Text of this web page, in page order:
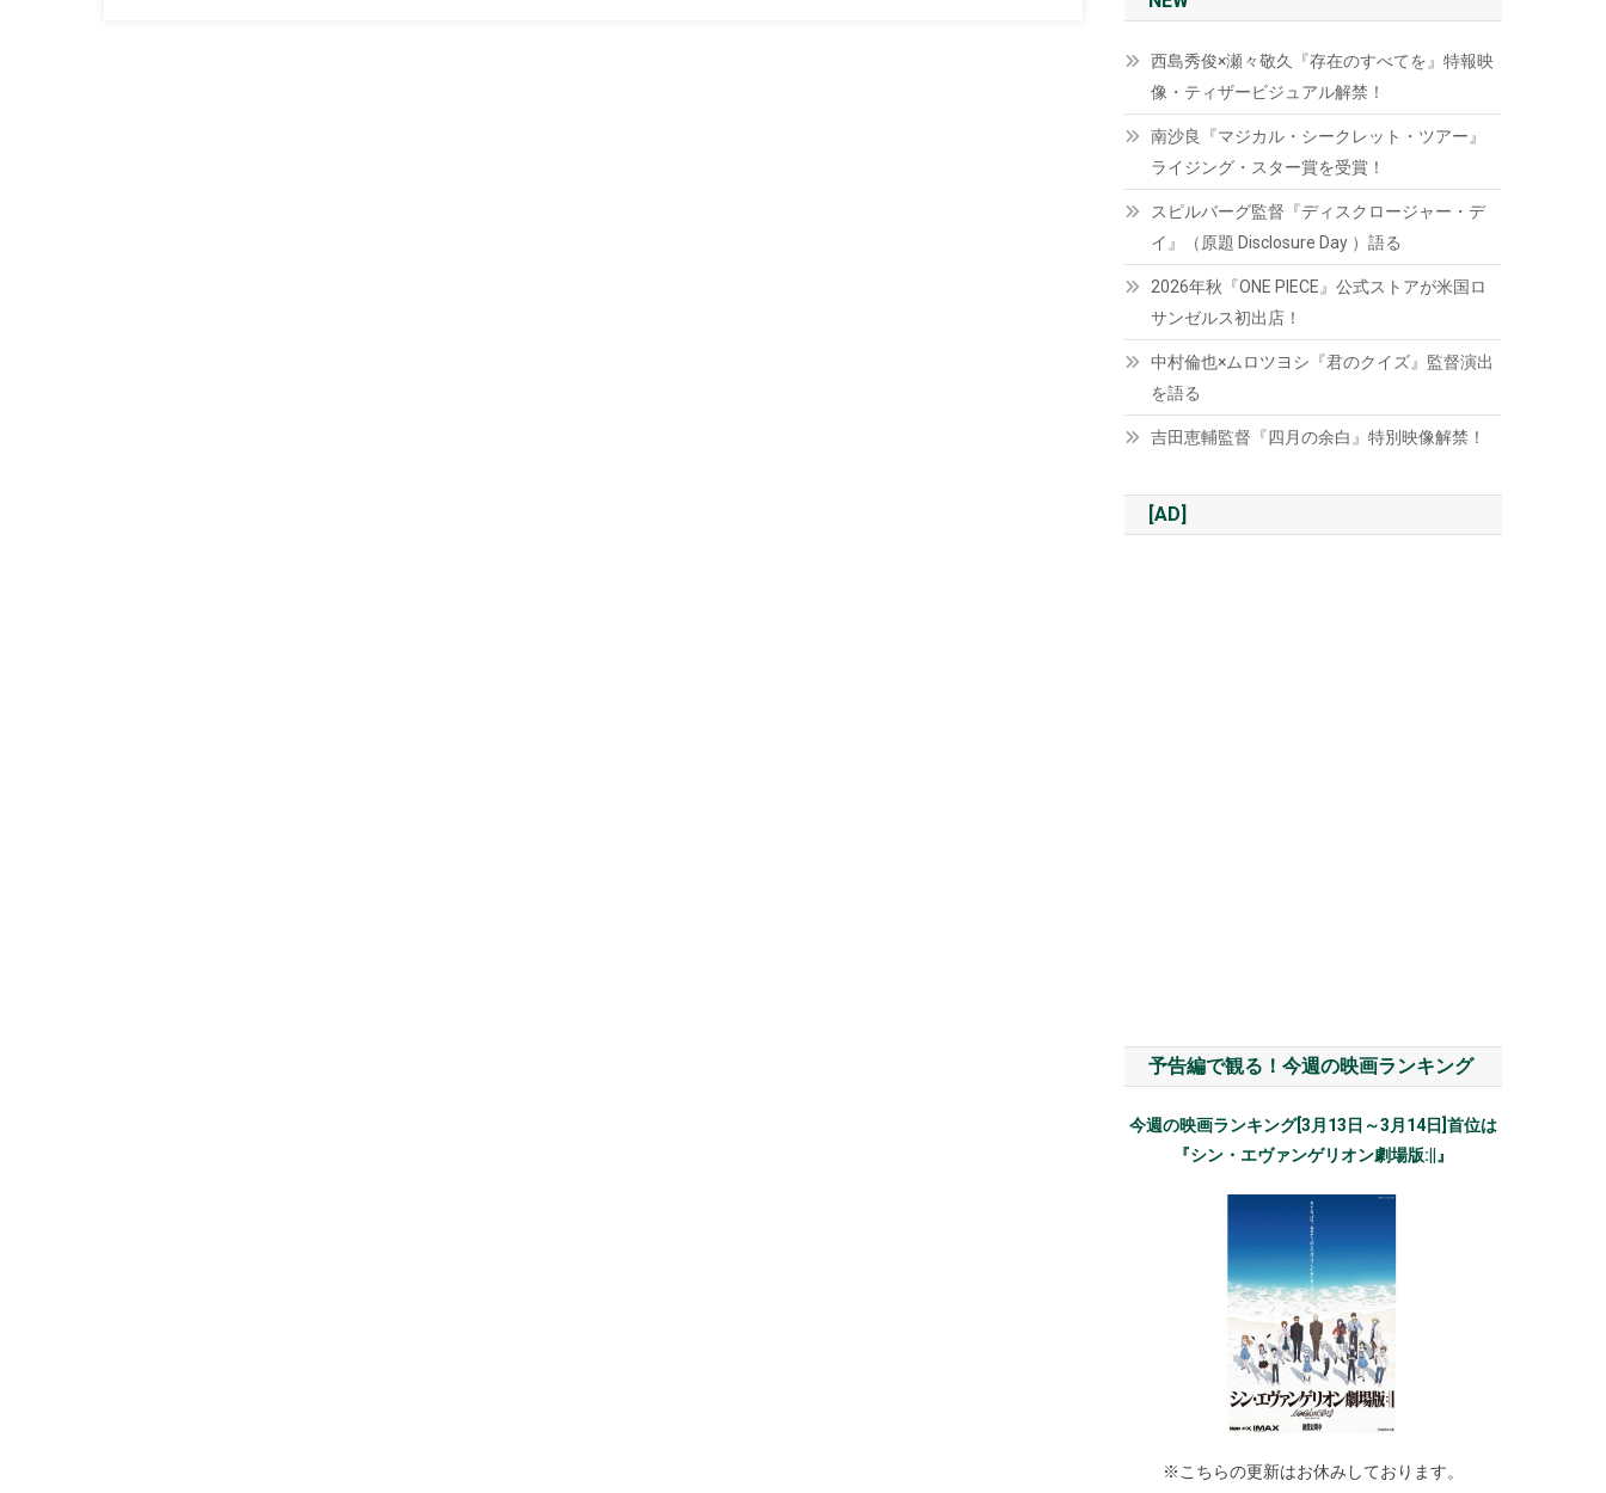
西島秀俊×瀬々敬久『存在のすべてを』特報映
像・ティザービジュアル解禁！
南沙良『マジカル・シークレット・ツアー』
ライジング・スター賞を受賞！
スピルバーグ監督『ディスクロージャー・デ
イ』（原題 Disclosure Day ）語る
2026年秋『ONE PIECE』公式ストアが米国ロ
サンゼルス初出店！
中村倫也×ムロツヨシ『君のクイズ』監督演出
を語る
吉田恵輔監督『四月の余白』特別映像解禁！
[AD]
予告編で観る！今週の映画ランキング
今週の映画ランキング[3月13日～3月14日]首位は
『シン・エヴァンゲリオン劇場版:||』
※こちらの更新はお休みしております。